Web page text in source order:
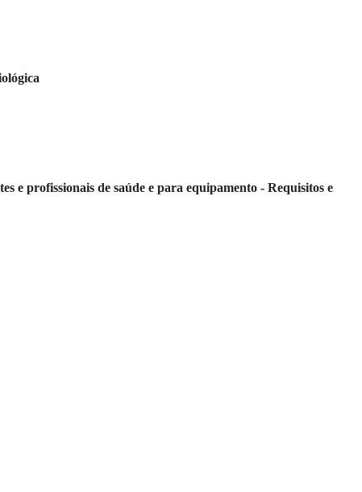
e profissionais de saúde e para equipamento - Requisitos e